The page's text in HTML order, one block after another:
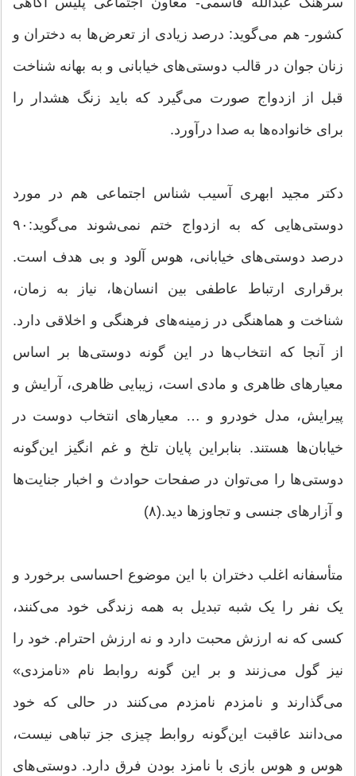
کشور- هم می‌گوید: درصد زیادی از تعرض‌ها به دختران و
زنان جوان در قالب دوستی‌های خیابانی و به بهانه شناخت
قبل از ازدواج صورت می‌گیرد که باید زنگ هشدار را
برای خانواده‌ها به صدا درآورد.
دکتر مجید ابهری آسیب شناس اجتماعی هم در مورد
دوستی‌هایی که به ازدواج ختم نمی‌شوند می‌گوید:۹۰
درصد دوستی‌های خیابانی، هوس آلود و بی هدف است.
برقراری ارتباط عاطفی بین انسان‌ها، نیاز به زمان،
شناخت و هماهنگی در زمینه‌های فرهنگی و اخلاقی دارد.
از آنجا که انتخاب‌ها در این گونه دوستی‌ها بر اساس
معیارهای ظاهری و مادی است، زیبایی ظاهری، آرایش و
پیرایش، مدل خودرو و … معیارهای انتخاب دوست در
خیابان‌ها هستند. بنابراین پایان تلخ و غم انگیز این‌گونه
دوستی‌ها را می‌توان در صفحات حوادث و اخبار جنایت‌ها
و آزارهای جنسی و تجاوزها دید.(۸)
متأسفانه اغلب دختران با این موضوع احساسی برخورد و
یک نفر را یک شبه تبدیل به همه زندگی خود می‌کنند،
کسی که نه ارزش محبت دارد و نه ارزش احترام. خود را
نیز گول می‌زنند و بر این گونه روابط نام «نامزدی»
می‌گذارند و نامزدم نامزدم می‌کنند در حالی که خود
می‌دانند عاقبت این‌گونه روابط چیزی جز تباهی نیست،
هوس و هوس بازی با نامزد بودن فرق دارد. دوستی‌های